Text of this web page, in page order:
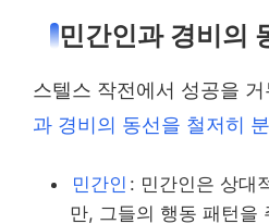
민간인과 경비의
스텔스 작전에서 성공을
과 경비의 동선을 철저히
민간인 : 민간인은 상대
만, 그들의 행동 패턴을